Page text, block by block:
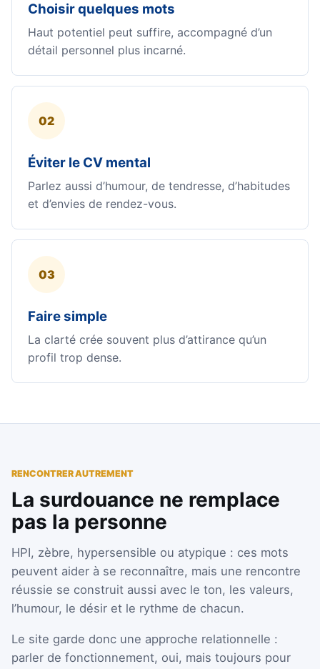
Choisir quelques mots
Haut potentiel peut suffire, accompagné d’un
détail personnel plus incarné.
02
Éviter le CV mental
Parlez aussi d’humour, de tendresse, d’habitudes
et d’envies de rendez-vous.
03
Faire simple
La clarté crée souvent plus d’attirance qu’un
profil trop dense.
RENCONTRER AUTREMENT
La surdouance ne remplace
pas la personne
HPI, zèbre, hypersensible ou atypique : ces mots
peuvent aider à se reconnaître, mais une rencontre
réussie se construit aussi avec le ton, les valeurs,
l’humour, le désir et le rythme de chacun.
Le site garde donc une approche relationnelle :
parler de fonctionnement, oui, mais toujours pour